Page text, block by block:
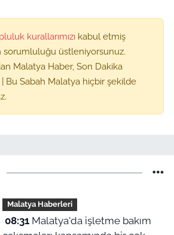
kurallarımızı kabul etmiş
üstleniyorsunuz.
Malatya Haber, Son Dakika
Bu Sabah Malatya hiçbir şekilde
Malatya Haberleri
08:31Malatya'da işletme bakım